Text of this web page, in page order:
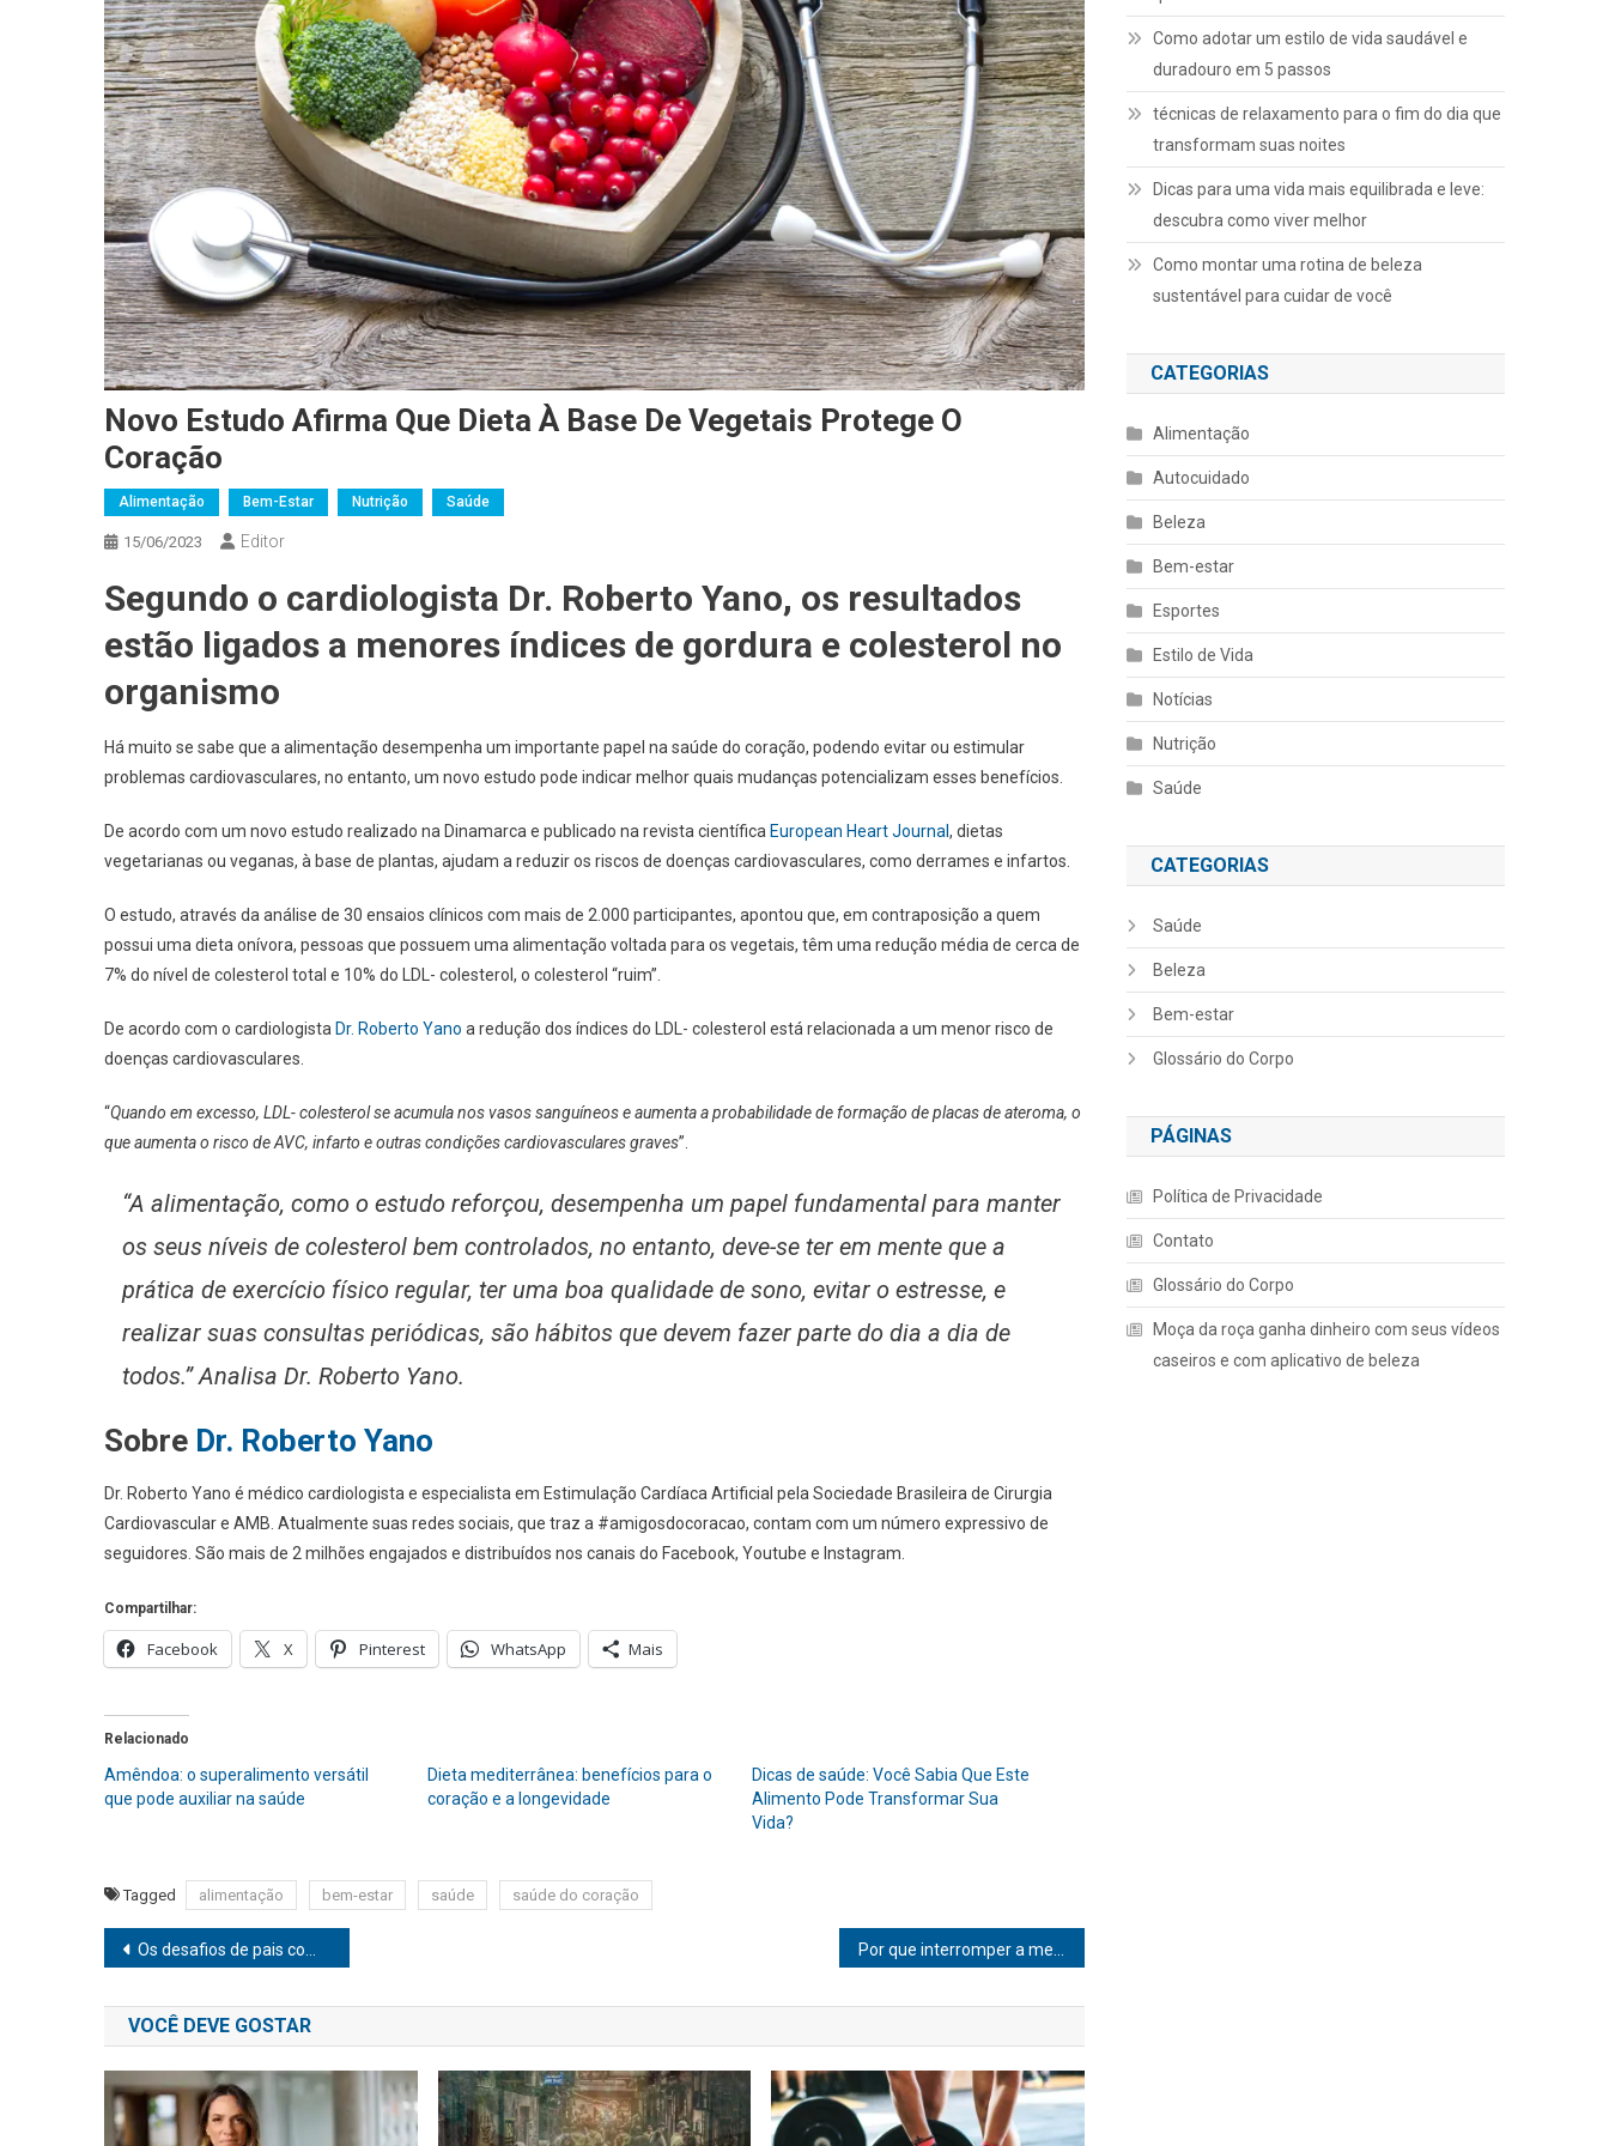
Novo Estudo Afirma Que Dieta À Base De Vegetais Protege O
Coração
Alimentação Bem-Estar Nutrição Saúde
15/06/2023 Editor
Segundo o cardiologista Dr. Roberto Yano, os resultados
estão ligados a menores índices de gordura e colesterol no
organismo
Há muito se sabe que a alimentação desempenha um importante papel na saúde do coração, podendo evitar ou estimular
problemas cardiovasculares, no entanto, um novo estudo pode indicar melhor quais mudanças potencializam esses benefícios.
De acordo com um novo estudo realizado na Dinamarca e publicado na revista científica European Heart Journal , dietas
vegetarianas ou veganas, à base de plantas, ajudam a reduzir os riscos de doenças cardiovasculares, como derrames e infartos.
O estudo, através da análise de 30 ensaios clínicos com mais de 2.000 participantes, apontou que, em contraposição a quem
possui uma dieta onívora, pessoas que possuem uma alimentação voltada para os vegetais, têm uma redução média de cerca de
7% do nível de colesterol total e 10% do LDL- colesterol, o colesterol “ruim”.
De acordo com o cardiologista Dr. Roberto Yano a redução dos índices do LDL- colesterol está relacionada a um menor risco de
doenças cardiovasculares.
“Quando em excesso, LDL- colesterol se acumula nos vasos sanguíneos e aumenta a probabilidade de formação de placas de ateroma, o
que aumenta o risco de AVC, infarto e outras condições cardiovasculares graves”.
“A alimentação, como o estudo reforçou, desempenha um papel fundamental para manter
os seus níveis de colesterol bem controlados, no entanto, deve-se ter em mente que a
prática de exercício físico regular, ter uma boa qualidade de sono, evitar o estresse, e
realizar suas consultas periódicas, são hábitos que devem fazer parte do dia a dia de
todos.” Analisa Dr. Roberto Yano.
Sobre Dr. Roberto Yano
Dr. Roberto Yano é médico cardiologista e especialista em Estimulação Cardíaca Artificial pela Sociedade Brasileira de Cirurgia
Cardiovascular e AMB. Atualmente suas redes sociais, que traz a #amigosdocoracao, contam com um número expressivo de
seguidores. São mais de 2 milhões engajados e distribuídos nos canais do Facebook, Youtube e Instagram.
Compartilhar:
Facebook X Pinterest WhatsApp Mais
Relacionado
Amêndoa: o superalimento versátil
que pode auxiliar na saúde
Dieta mediterrânea: benefícios para o
coração e a longevidade
Dicas de saúde: Você Sabia Que Este
Alimento Pode Transformar Sua
Vida?
Tagged alimentação bem-estar saúde saúde do coração
Navegação
de
Post
Os desafios de pais com o comportamento autolesivo dos filhos
VOCÊ DEVE GOSTAR
Como adotar um estilo de vida saudável e
duradouro em 5 passos
técnicas de relaxamento para o fim do dia que
transformam suas noites
Dicas para uma vida mais equilibrada e leve:
descubra como viver melhor
Como montar uma rotina de beleza
sustentável para cuidar de você
CATEGORIAS
Alimentação
Autocuidado
Beleza
Bem-estar
Esportes
Estilo de Vida
Notícias
Nutrição
Saúde
CATEGORIAS
Saúde
Beleza
Bem-estar
Glossário do Corpo
PÁGINAS
Política de Privacidade
Contato
Glossário do Corpo
Moça da roça ganha dinheiro com seus vídeos
caseiros e com aplicativo de beleza